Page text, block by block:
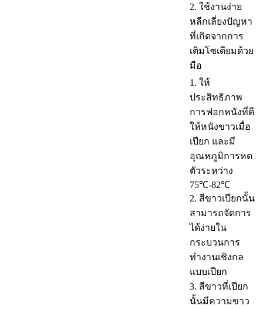
2. ใช้งานง่าย
หลีกเลี่ยงปัญหา
ที่เกิดจากการ
เติมโซเดียมด้วย
มือ
1. ให้
ประสิทธิภาพ
การฟอกหนังที่ดี
ให้หนังขาวเมื่อ
เปียก และมี
อุณหภูมิการหด
ตัวระหว่าง
75℃-82℃
2. สีขาวเปียกนั้น
สามารถจัดการ
ได้ง่ายใน
กระบวนการ
ทำงานเชิงกล
แบบเปียก
3. สีขาวที่เปียก
นั้นมีความขาว